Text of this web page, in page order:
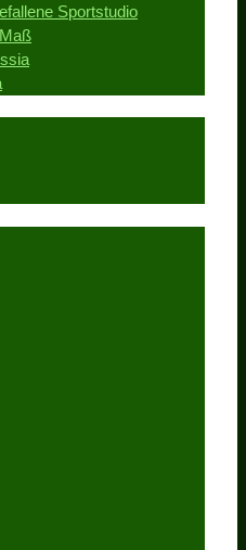
Sportstudio